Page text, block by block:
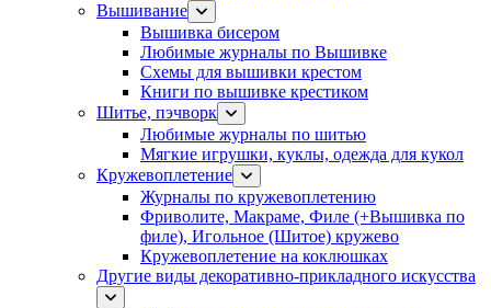
Вышивание
Вышивка бисером
Любимые журналы по Вышивке
Схемы для вышивки крестом
Книги по вышивке крестиком
Шитье, пэчворк
Любимые журналы по шитью
Мягкие игрушки, куклы, одежда для кукол
Кружевоплетение
Журналы по кружевоплетению
Фриволите, Макраме, Филе (+Вышивка по
филе), Игольное (Шитое) кружево
Кружевоплетение на коклюшках
Другие виды декоративно-прикладного искусства